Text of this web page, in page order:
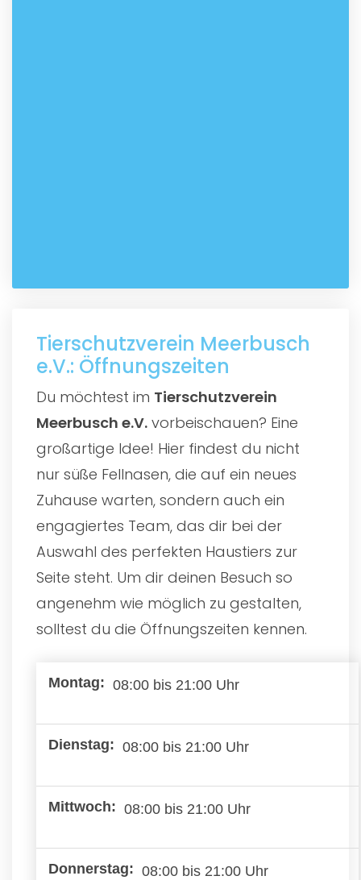
Tierschutzverein Meerbusch
e.V.: Öffnungszeiten
Du möchtest im Tierschutzverein
Meerbusch e.V. vorbeischauen? Eine
großartige Idee! Hier findest du nicht
nur süße Fellnasen, die auf ein neues
Zuhause warten, sondern auch ein
engagiertes Team, das dir bei der
Auswahl des perfekten Haustiers zur
Seite steht. Um dir deinen Besuch so
angenehm wie möglich zu gestalten,
solltest du die Öffnungszeiten kennen.
08:00 bis 21:00 Uhr
08:00 bis 21:00 Uhr
08:00 bis 21:00 Uhr
08:00 bis 21:00 Uhr